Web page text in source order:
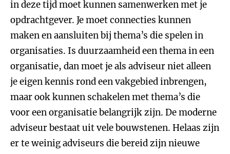
in deze tijd moet kunnen samenwerken met je
opdrachtgever. Je moet connecties kunnen
maken en aansluiten bij thema’s die spelen in
organisaties. Is duurzaamheid een thema in een
organisatie, dan moet je als adviseur niet alleen
je eigen kennis rond een vakgebied inbrengen,
maar ook kunnen schakelen met thema’s die
voor een organisatie belangrijk zijn. De moderne
adviseur bestaat uit vele bouwstenen. Helaas zijn
er te weinig adviseurs die bereid zijn nieuwe